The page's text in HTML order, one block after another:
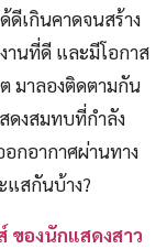
ดีเกินคาดจนสร้าง
านที่ดี และมีโอกาส
มาลองติดตามกัน
ดงสมทบที่กำลัง
กอากาศผ่านทาง
แสกันบ้าง?
ของนักแสดงสาว